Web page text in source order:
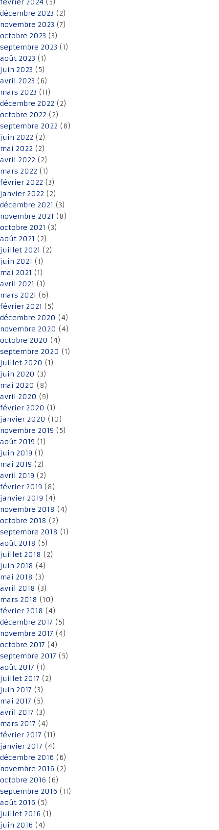
février 2024 (5)
décembre 2023 (2)
novembre 2023 (7)
octobre 2023 (3)
septembre 2023 (1)
août 2023 (1)
juin 2023 (5)
avril 2023 (6)
mars 2023 (11)
décembre 2022 (2)
octobre 2022 (2)
septembre 2022 (8)
juin 2022 (2)
mai 2022 (2)
avril 2022 (2)
mars 2022 (1)
février 2022 (3)
janvier 2022 (2)
décembre 2021 (3)
novembre 2021 (8)
octobre 2021 (3)
août 2021 (2)
juillet 2021 (2)
juin 2021 (1)
mai 2021 (1)
avril 2021 (1)
mars 2021 (6)
février 2021 (5)
décembre 2020 (4)
novembre 2020 (4)
octobre 2020 (4)
septembre 2020 (1)
juillet 2020 (1)
juin 2020 (3)
mai 2020 (8)
avril 2020 (9)
février 2020 (1)
janvier 2020 (10)
novembre 2019 (5)
août 2019 (1)
juin 2019 (1)
mai 2019 (2)
avril 2019 (2)
février 2019 (8)
janvier 2019 (4)
novembre 2018 (4)
octobre 2018 (2)
septembre 2018 (1)
août 2018 (5)
juillet 2018 (2)
juin 2018 (4)
mai 2018 (3)
avril 2018 (3)
mars 2018 (10)
février 2018 (4)
décembre 2017 (5)
novembre 2017 (4)
octobre 2017 (4)
septembre 2017 (5)
août 2017 (1)
juillet 2017 (2)
juin 2017 (3)
mai 2017 (5)
avril 2017 (3)
mars 2017 (4)
février 2017 (11)
janvier 2017 (4)
décembre 2016 (6)
novembre 2016 (2)
octobre 2016 (6)
septembre 2016 (11)
août 2016 (5)
juillet 2016 (1)
juin 2016 (4)